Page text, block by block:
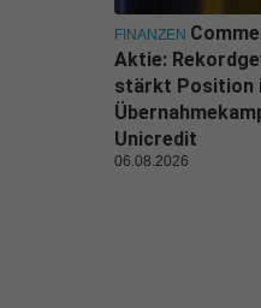
FINANZEN
Aktie:
stärkt Position
Unicredit
06.08.2026